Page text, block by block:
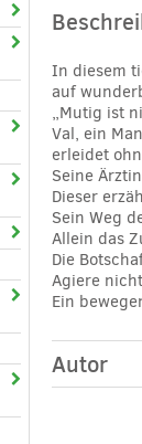
In diesem
auf
„Mutig ist
Val, ein
erleidet
Seine
Dieser
Sein Weg
Allein das
Die
Agiere
Ein
Autor